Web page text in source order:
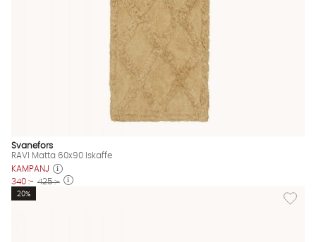
Svanefors
RAVI Matta 60x90 Iskaffe
KAMPANJ
340 :- 425 :-
Lägg
20%